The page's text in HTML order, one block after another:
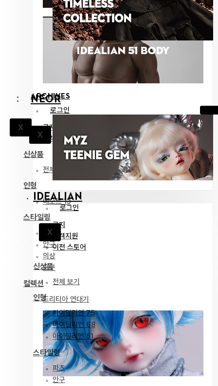
ARCHIVES
X
NEOR
로그인
X
공지
고객지원
신상품
전체 보기
인형
네오르 13
스타일링
파츠
안구
의상
도구
컬렉션
드리티아 연대기
IDEALIAN
로그인
X
공지
고객지원
이전 스토어
신상품
전체 보기
인형
아이딜리언 75
아이딜리언 68
아이딜리언 51
스타일링
파츠
안구